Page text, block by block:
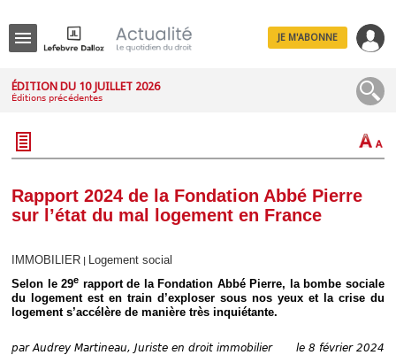
JE M'ABONNE
ÉDITION DU 10 JUILLET 2026
Éditions précédentes
Rapport 2024 de la Fondation Abbé Pierre
sur l’état du mal logement en France
IMMOBILIER
Logement social
Selon le 29e rapport de la Fondation Abbé Pierre, la bombe sociale
du logement est en train d’exploser sous nos yeux et la crise du
logement s’accélère de manière très inquiétante.
par Audrey Martineau, Juriste en droit immobilier le 8 février 2024